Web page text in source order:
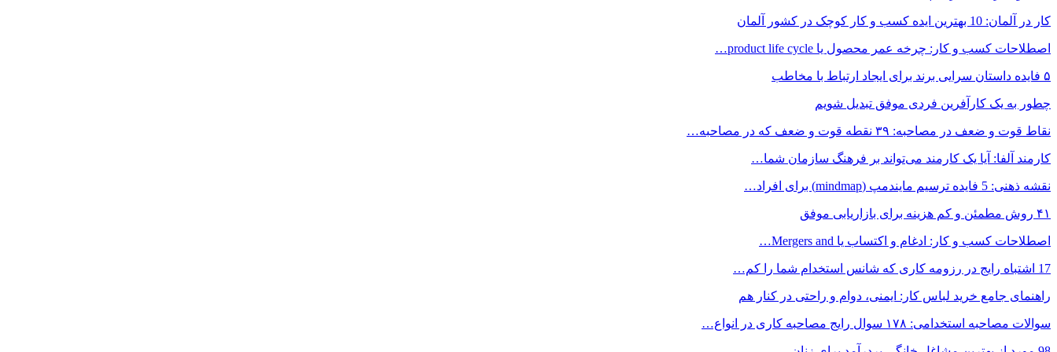
کار در آلمان: 10 بهترین ایده کسب و کار کوچک در کشور آلمان
اصطلاحات کسب و کار: چرخه عمر محصول یا product life cycle…
۵ فایده داستان سرایی برند برای ایجاد ارتباط با مخاطب
چطور به یک کارآفرین فردی موفق تبدیل شویم
نقاط قوت و ضعف در مصاحبه: ۳۹ نقطه قوت و ضعف که در مصاحبه…
کارمند آلفا: آیا یک کارمند می‌تواند بر فرهنگ سازمان شما…
نقشه ذهنی: 5 فایده ترسیم مایندمپ (mindmap) برای افراد…
۴۱ روش مطمئن و کم‌ هزینه برای بازاریابی موفق
اصطلاحات کسب و کار: ادغام و اکتساب یا Mergers and…
17 اشتباه رایج در رزومه کاری که شانس استخدام شما را کم…
راهنمای جامع خرید لباس کار: ایمنی، دوام و راحتی در کنار هم
سوالات مصاحبه استخدامی: ۱۷۸ سوال رایج مصاحبه کاری در انواع…